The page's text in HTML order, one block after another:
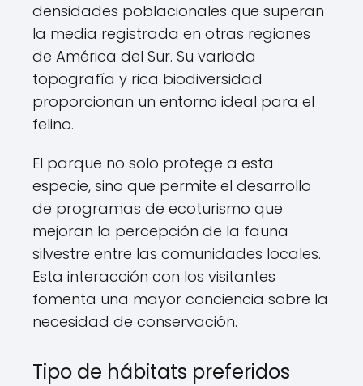
densidades poblacionales que superan
la media registrada en otras regiones
de América del Sur. Su variada
topografía y rica biodiversidad
proporcionan un entorno ideal para el
felino.
El parque no solo protege a esta
especie, sino que permite el desarrollo
de programas de ecoturismo que
mejoran la percepción de la fauna
silvestre entre las comunidades locales.
Esta interacción con los visitantes
fomenta una mayor conciencia sobre la
necesidad de conservación.
Tipo de hábitats preferidos